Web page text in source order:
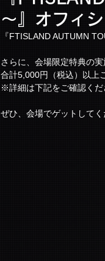
〜』オフィ
『FTISLAND AUTUMN
さらに、会場限定特典の実
合計5,000円（税込）以上
※詳細は下記をご確認くだ
ぜひ、会場でゲットして